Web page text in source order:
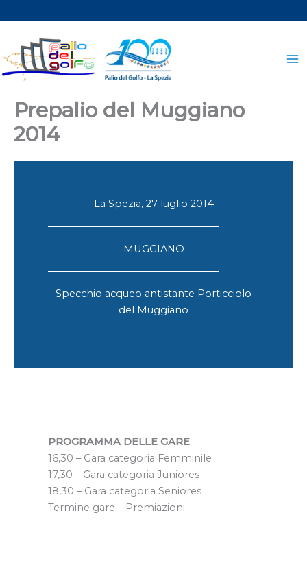
al
contenuto
Prepalio del Muggiano
2014
La Spezia, 27 luglio 2014
MUGGIANO
Specchio acqueo antistante Porticciolo
del Muggiano
PROGRAMMA DELLE GARE
16,30 – Gara categoria Femminile
17,30 – Gara categoria Juniores
18,30 – Gara categoria Seniores
Termine gare – Premiazioni